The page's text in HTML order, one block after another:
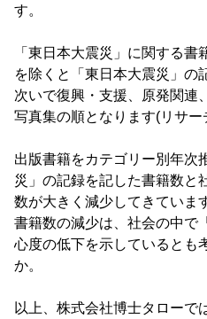
す。
「東日本大震災」に関する
を除くと「東日本大震災」の
次いで復興・支援、原発関連
写真集の順となります(リサー
出版書籍をカテゴリー別年次
災」の記録を記した書籍数と
数が大きく減少してきていま
書籍数の減少は、社会の中で
心度の低下を示しているとも
か。
以上、株式会社博士タローで